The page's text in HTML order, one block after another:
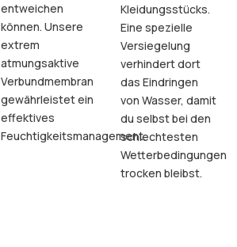
entweichen
können. Unsere
extrem
atmungsaktive
Verbundmembran
gewährleistet ein
effektives
Feuchtigkeitsmanagement.
Kleidungsstücks.
Eine spezielle
Versiegelung
verhindert dort
das Eindringen
von Wasser, damit
du selbst bei den
schlechtesten
Wetterbedingungen
trocken bleibst.